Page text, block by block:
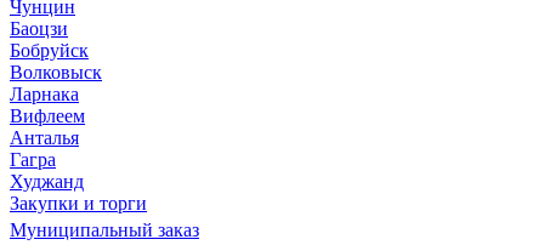
Чунцин
Баоцзи
Бобруйск
Волковыск
Ларнака
Вифлеем
Анталья
Гагра
Худжанд
Закупки и торги
Муниципальный заказ